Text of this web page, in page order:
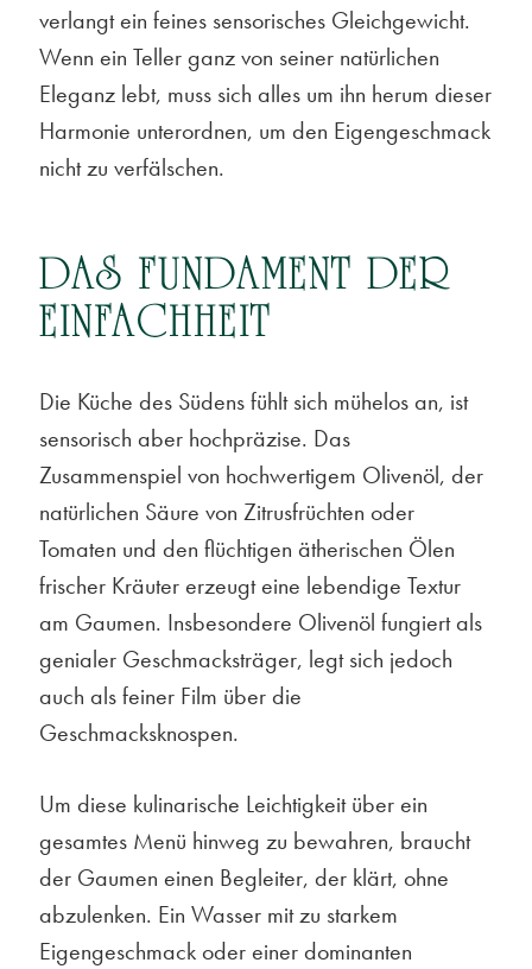
verlangt ein feines sensorisches Gleichgewicht.
Wenn ein Teller ganz von seiner natürlichen
Eleganz lebt, muss sich alles um ihn herum dieser
Harmonie unterordnen, um den Eigengeschmack
nicht zu verfälschen.
DAS FUNDAMENT DER
EINFACHHEIT
Die Küche des Südens fühlt sich mühelos an, ist
sensorisch aber hochpräzise. Das
Zusammenspiel von hochwertigem Olivenöl, der
natürlichen Säure von Zitrusfrüchten oder
Tomaten und den flüchtigen ätherischen Ölen
frischer Kräuter erzeugt eine lebendige Textur
am Gaumen. Insbesondere Olivenöl fungiert als
genialer Geschmacksträger, legt sich jedoch
auch als feiner Film über die
Geschmacksknospen.
Um diese kulinarische Leichtigkeit über ein
gesamtes Menü hinweg zu bewahren, braucht
der Gaumen einen Begleiter, der klärt, ohne
abzulenken. Ein Wasser mit zu starkem
Eigengeschmack oder einer dominanten